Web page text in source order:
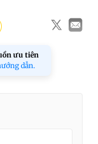
ưu tiên
dẫn.